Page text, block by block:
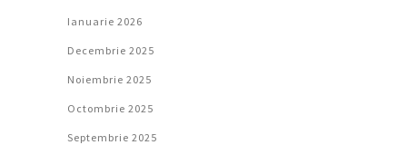
Ianuarie 2026
Decembrie 2025
Noiembrie 2025
Octombrie 2025
Septembrie 2025